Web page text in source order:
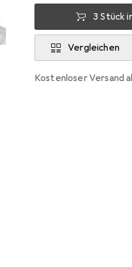
3 Stück
Vergleichen
Kostenloser Versand